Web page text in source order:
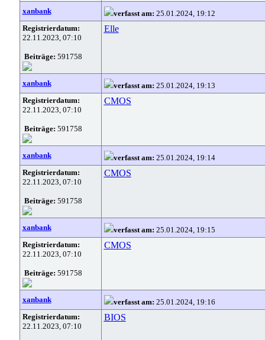
xanbank verfasst am: 25.01.2024, 19:12
Registrierdatum:
22.11.2023, 07:10
Beiträge: 591758
Elle
xanbank verfasst am: 25.01.2024, 19:13
Registrierdatum:
22.11.2023, 07:10
Beiträge: 591758
CMOS
xanbank verfasst am: 25.01.2024, 19:14
Registrierdatum:
22.11.2023, 07:10
Beiträge: 591758
CMOS
xanbank verfasst am: 25.01.2024, 19:15
Registrierdatum:
22.11.2023, 07:10
Beiträge: 591758
CMOS
xanbank verfasst am: 25.01.2024, 19:16
Registrierdatum:
22.11.2023, 07:10
BIOS